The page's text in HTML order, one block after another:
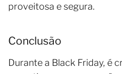
proveitosa e segura.
Conclusão
Durante a Black Friday, é